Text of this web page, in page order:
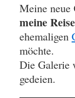
Meine
meine
ehemaligen
möchte.
Die Galerie
gedeien.